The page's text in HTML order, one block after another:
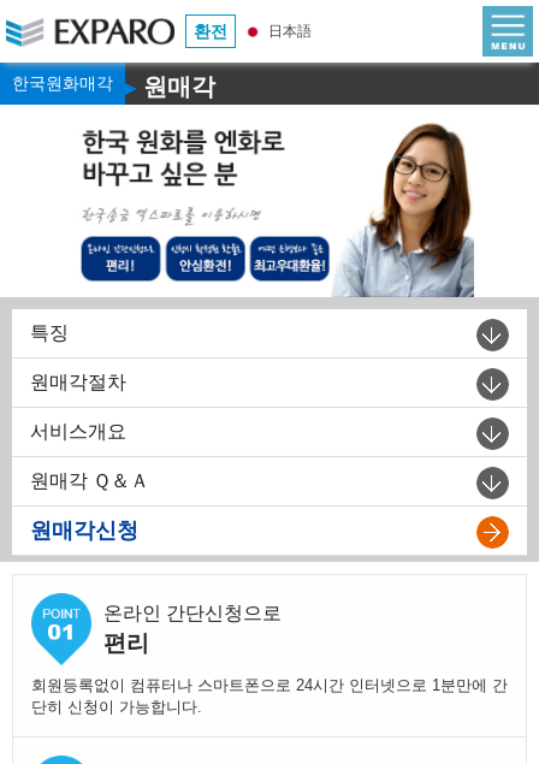
환전 日本語
한국원화매각 ▶원매각
특징
원매각절차
서비스개요
원매각 Ｑ＆Ａ
원매각신청
온라인 간단신청으로
편리
회원등록없이 컴퓨터나 스마트폰으로 24시간 인터넷으로 1분만에 간
단히 신청이 가능합니다.